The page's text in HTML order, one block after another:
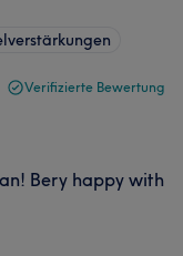
Verifizierte Bewertung
Bery happy with